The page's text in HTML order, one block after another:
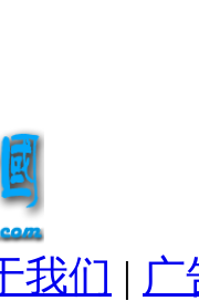
我们 | 广